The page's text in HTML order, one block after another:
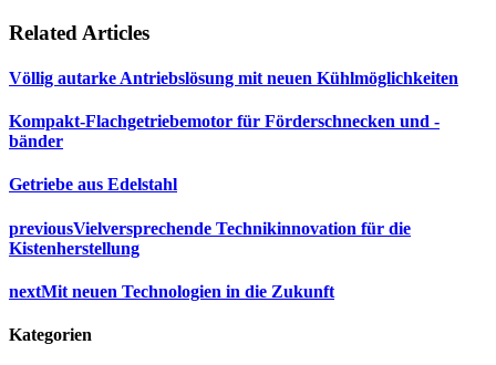
Related Articles
Völlig autarke Antriebslösung mit neuen Kühlmöglichkeiten
Kompakt-Flachgetriebemotor für Förderschnecken und -
bänder
Getriebe aus Edelstahl
previousVielversprechende Technikinnovation für die
Kistenherstellung
nextMit neuen Technologien in die Zukunft
Kategorien